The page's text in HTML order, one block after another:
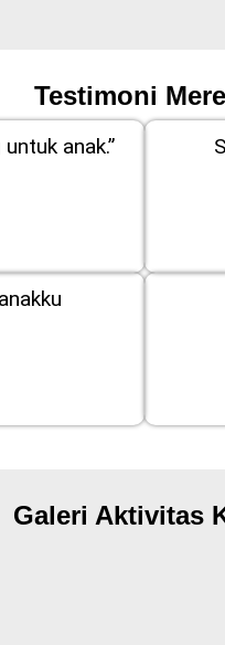
Testimoni
anak.”
Galeri Aktivitas